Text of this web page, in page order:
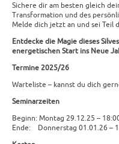
Sichere dir am besten gleich
Transformation und des
Melde dich jetzt an und sei Teil
Entdecke die Magie dieses
energetischen Start ins Neue
Termine 2025/26
Warteliste – kannst du dich
Seminarzeiten
Beginn: Montag 29.12.25 –
Ende: Donnerstag 01.01.26 –